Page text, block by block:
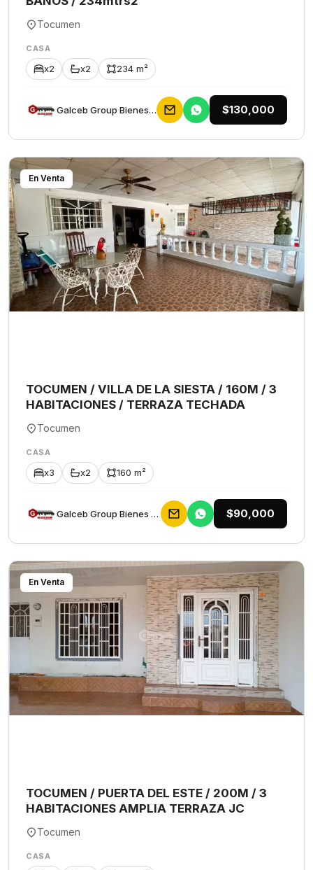
Tocumen
CASA
x2 x2 234 m²
Galceb Group Bienes Raices $130,000
En Venta
TOCUMEN / VILLA DE LA SIESTA / 160M / 3
HABITACIONES / TERRAZA TECHADA
Tocumen
CASA
x3 x2 160 m²
Galceb Group Bienes Raices $90,000
En Venta
TOCUMEN / PUERTA DEL ESTE / 200M / 3
HABITACIONES AMPLIA TERRAZA JC
Tocumen
CASA